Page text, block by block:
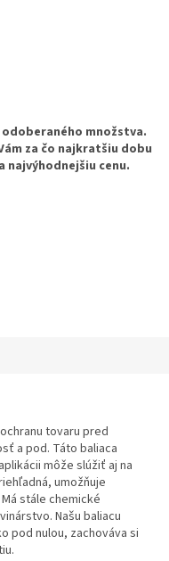
množstva.
za čo najkratšiu dobu
najvýhodnejšiu cenu.
tovaru pred
a pod. Táto baliaca
môže slúžiť aj na
umožňuje
stále chemické
Našu baliacu
pod nulou, zachováva si